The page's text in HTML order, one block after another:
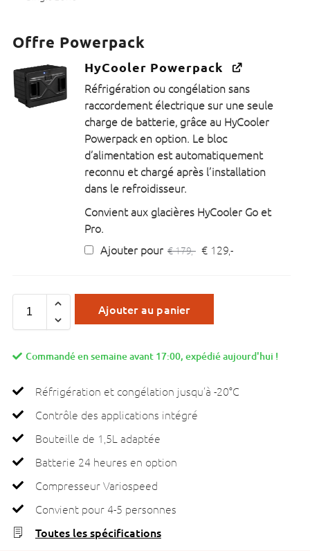
Offre Powerpack
HyCooler Powerpack
Réfrigération ou congélation sans
raccordement électrique sur une seule
charge de batterie, grâce au HyCooler
Powerpack en option. Le bloc
d’alimentation est automatiquement
reconnu et chargé après l’installation
dans le refroidisseur.
Convient aux glacières HyCooler Go et
Pro.
Ajouter pour €179,- €129,-
Ajouter au panier
Commandé en semaine avant 17:00, expédié aujourd'hui !
Réfrigération et congélation jusqu’à -20°C
Contrôle des applications intégré
Bouteille de 1,5L adaptée
Batterie 24 heures en option
Compresseur Variospeed
Convient pour 4-5 personnes
Toutes les spécifications